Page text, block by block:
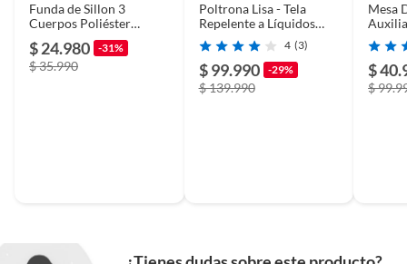
Funda de Sillon 3
Cuerpos Poliéster
Elástico. Color Gris
TF06
$ 24.980 -31%
$ 35.990
Poltrona Lisa - Tela
Repelente a Líquidos
Flobal
4 (3)
$ 99.990 -29%
$ 139.990
Mesa
$
$